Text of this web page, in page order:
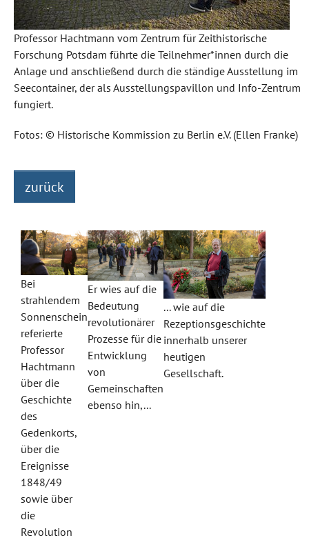
Professor Hachtmann vom Zentrum für Zeithistorische
Forschung Potsdam führte die Teilnehmer*innen durch die
Anlage und anschließend durch die ständige Ausstellung im
Seecontainer, der als Ausstellungspavillon und Info-Zentrum
fungiert.
Fotos: © Historische Kommission zu Berlin e.V. (Ellen Franke)
zurück
Bei
strahlendem
Sonnenschein
referierte
Professor
Hachtmann
über die
Geschichte
des
Gedenkorts,
über die
Ereignisse
1848/49
sowie über
die
Revolution
Er wies auf die
Bedeutung
revolutionärer
Prozesse für die
Entwicklung
von
Gemeinschaften
ebenso hin,...
... wie auf die
Rezeptionsgeschichte
innerhalb unserer
heutigen
Gesellschaft.